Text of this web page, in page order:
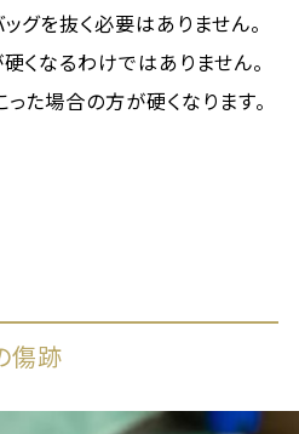
グを抜く必要はありません。
くなるわけではありません。
た場合の方が硬くなります。
傷跡